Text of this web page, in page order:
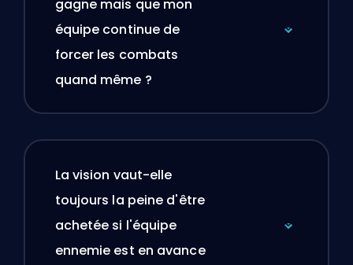
gagne mais que mon
équipe continue de
forcer les combats
quand même ?
La vision vaut-elle
toujours la peine d'être
achetée si l'équipe
ennemie est en avance